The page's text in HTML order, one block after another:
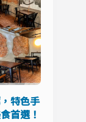
特色手
首選！